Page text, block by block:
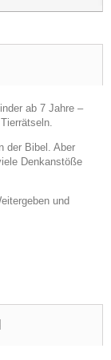
ab 7 Jahre –
der Bibel. Aber
Denkanstöße
und